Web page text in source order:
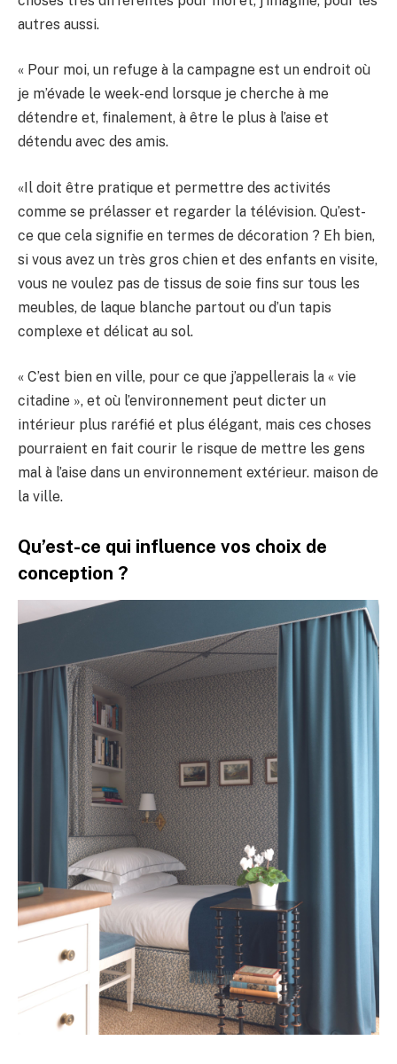
autres aussi.
« Pour moi, un refuge à la campagne est un endroit où
je m’évade le week-end lorsque je cherche à me
détendre et, finalement, à être le plus à l’aise et
détendu avec des amis.
«Il doit être pratique et permettre des activités
comme se prélasser et regarder la télévision. Qu’est-
ce que cela signifie en termes de décoration ? Eh bien,
si vous avez un très gros chien et des enfants en visite,
vous ne voulez pas de tissus de soie fins sur tous les
meubles, de laque blanche partout ou d’un tapis
complexe et délicat au sol.
« C’est bien en ville, pour ce que j’appellerais la « vie
citadine », et où l’environnement peut dicter un
intérieur plus raréfié et plus élégant, mais ces choses
pourraient en fait courir le risque de mettre les gens
mal à l’aise dans un environnement extérieur. maison de
la ville.
Qu’est-ce qui influence vos choix de
conception ?